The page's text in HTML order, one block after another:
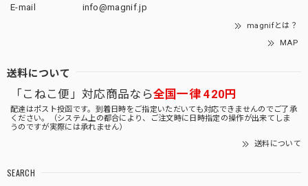
E-mail
info@magnif.jp
magnifとは？
MAP
送料について
「こねこ便」対応商品なら全国一律 420円
配達はポスト投函です。到着日時をご指定いただいても対応できませんのでご了承
ください。（システム上の都合により、ご注文時に日時指定の操作が出来てしま
うのですが実際には承れません）
送料について
SEARCH